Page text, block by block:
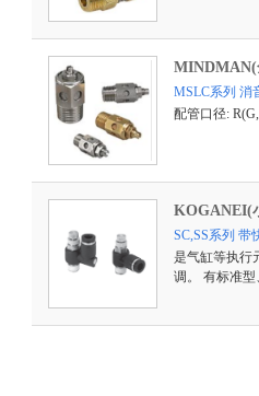
MINDMAN(
MSLC系列 消
配管口径:
KOGANEI(
SC,SS系列 带
是气缸等执行
调。 有标准